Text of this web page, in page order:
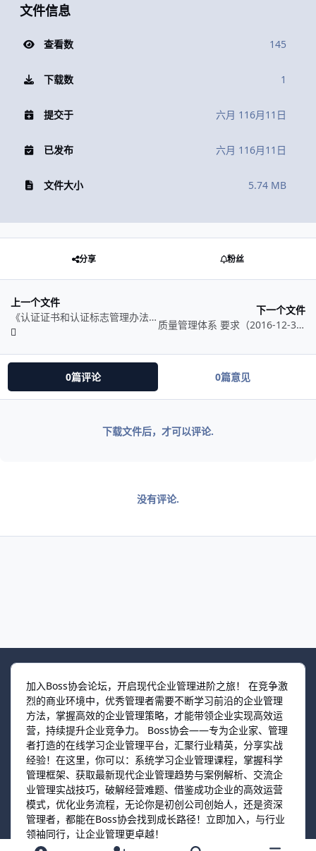
文件信息
查看数 145
下载数 1
提交于 六月 116月11日
已发布 六月 116月11日
文件大小 5.74 MB
分享 粉丝
上一个文件
《认证证书和认证标志管理办法》.pdf
下一个文件
质量管理体系 要求（2016-12-30发布）.PDF
0篇评论 0篇意见
下载文件后，才可以评论.
没有评论.
加入Boss协会论坛，开启现代企业管理进阶之旅！ 在竞争激
烈的商业环境中，优秀管理者需要不断学习前沿的企业管理
方法，掌握高效的企业管理策略，才能带领企业实现高效运
营，持续提升企业竞争力。 Boss协会——专为企业家、管理
者打造的在线学习企业管理平台，汇聚行业精英，分享实战
经验！在这里，你可以：系统学习企业管理课程，掌握科学
管理框架、获取最新现代企业管理趋势与案例解析、交流企
业管理实战技巧，破解经营难题、借鉴成功企业的高效运营
模式，优化业务流程，无论你是初创公司创始人，还是资深
管理者，都能在Boss协会找到成长路径！立即加入，与行业
领袖同行，让企业管理更卓越！